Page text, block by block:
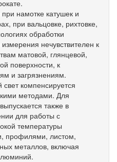
намотке катушек и
при вальцовке, рихтовке,
обработки
нечувствителен к
матовой, глянцевой,
поверхности, к
и загрязнениям.
компенсируется
методами. Для
также в
для работы с
температуры
профилями, листом,
металлов, включая